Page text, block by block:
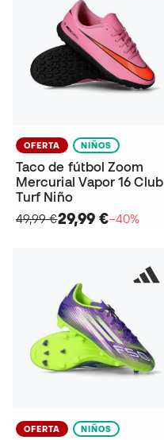
OFERTA NIÑOS
Taco de fútbol Zoom
Mercurial Vapor 16 Club
Turf Niño
49,99 €29,99 €−40%
OFERTA NIÑOS